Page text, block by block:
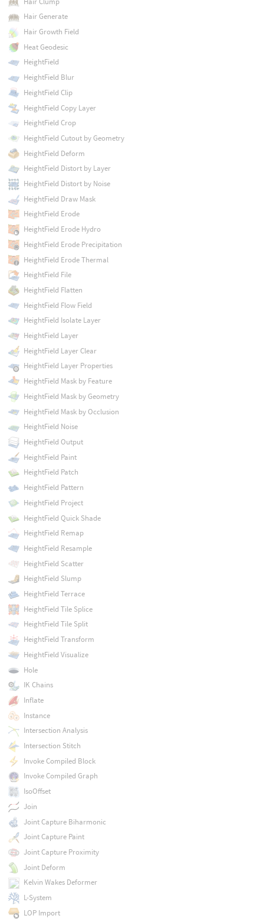
Hair Generate
Hair Growth Field
Heat Geodesic
HeightField
HeightField Blur
HeightField Clip
HeightField Copy Layer
HeightField Crop
HeightField Cutout by Geometry
HeightField Deform
HeightField Distort by Layer
HeightField Distort by Noise
HeightField Draw Mask
HeightField Erode
HeightField Erode Hydro
HeightField Erode Precipitation
HeightField Erode Thermal
HeightField File
HeightField Flatten
HeightField Flow Field
HeightField Isolate Layer
HeightField Layer
HeightField Layer Clear
HeightField Layer Properties
HeightField Mask by Feature
HeightField Mask by Geometry
HeightField Mask by Occlusion
HeightField Noise
HeightField Output
HeightField Paint
HeightField Patch
HeightField Pattern
HeightField Project
HeightField Quick Shade
HeightField Remap
HeightField Resample
HeightField Scatter
HeightField Slump
HeightField Terrace
HeightField Tile Splice
HeightField Tile Split
HeightField Transform
HeightField Visualize
Hole
IK Chains
Inflate
Instance
Intersection Analysis
Intersection Stitch
Invoke Compiled Block
Invoke Compiled Graph
IsoOffset
Join
Joint Capture Biharmonic
Joint Capture Paint
Joint Capture Proximity
Joint Deform
Kelvin Wakes Deformer
L-System
LOP Import